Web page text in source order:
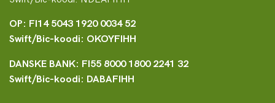
OP: FI14 5043 1920 0034 52
Swift/Bic-koodi: OKOYFIHH
DANSKE BANK: FI55 8000 1800 2241 32
Swift/Bic-koodi: DABAFIHH